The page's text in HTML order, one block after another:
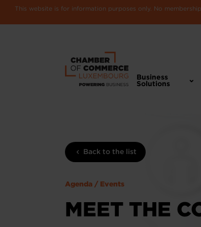
This website is for information purposes only. No
Business
Solutions
Back to the list
Agenda / Events
MEET THE